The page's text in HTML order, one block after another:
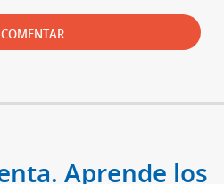
COMENTAR
Aprende los